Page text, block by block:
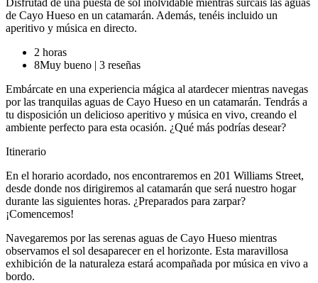
de Cayo Hueso en un catamarán. Además, tenéis incluido un
aperitivo y música en directo.
2 horas
8Muy bueno | 3 reseñas
Embárcate en una experiencia mágica al atardecer mientras navegas
por las tranquilas aguas de Cayo Hueso en un catamarán. Tendrás a
tu disposición un delicioso aperitivo y música en vivo, creando el
ambiente perfecto para esta ocasión. ¿Qué más podrías desear?
Itinerario
En el horario acordado, nos encontraremos en 201 Williams Street,
desde donde nos dirigiremos al catamarán que será nuestro hogar
durante las siguientes horas. ¿Preparados para zarpar?
¡Comencemos!
Navegaremos por las serenas aguas de Cayo Hueso mientras
observamos el sol desaparecer en el horizonte. Esta maravillosa
exhibición de la naturaleza estará acompañada por música en vivo a
bordo.